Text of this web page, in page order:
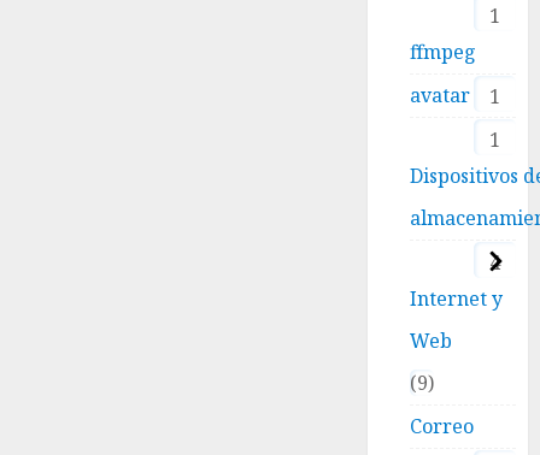
1
ffmpeg
1
avatar
1
Dispositivos
4
Internet y
Web
9
Correo